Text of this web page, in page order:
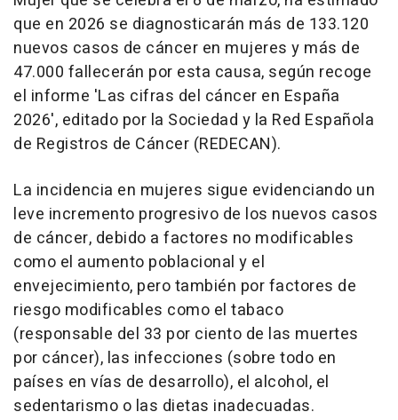
que en 2026 se diagnosticarán más de 133.120
nuevos casos de cáncer en mujeres y más de
47.000 fallecerán por esta causa, según recoge
el informe 'Las cifras del cáncer en España
2026', editado por la Sociedad y la Red Española
de Registros de Cáncer (REDECAN).
La incidencia en mujeres sigue evidenciando un
leve incremento progresivo de los nuevos casos
de cáncer, debido a factores no modificables
como el aumento poblacional y el
envejecimiento, pero también por factores de
riesgo modificables como el tabaco
(responsable del 33 por ciento de las muertes
por cáncer), las infecciones (sobre todo en
países en vías de desarrollo), el alcohol, el
sedentarismo o las dietas inadecuadas.